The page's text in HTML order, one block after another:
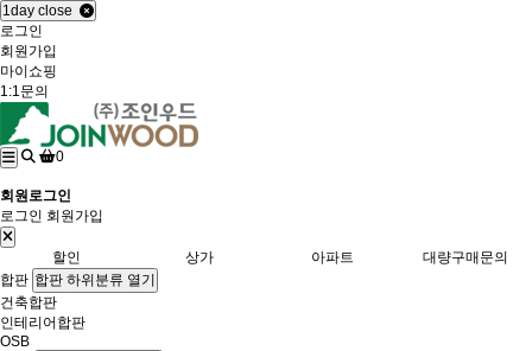
1day close
로그인
회원가입
마이쇼핑
1:1문의
0
회원로그인
로그인 회원가입
할인 상가 아파트
대량구매문의
합판 합판 하위분류 열기
건축합판
인테리어합판
OSB